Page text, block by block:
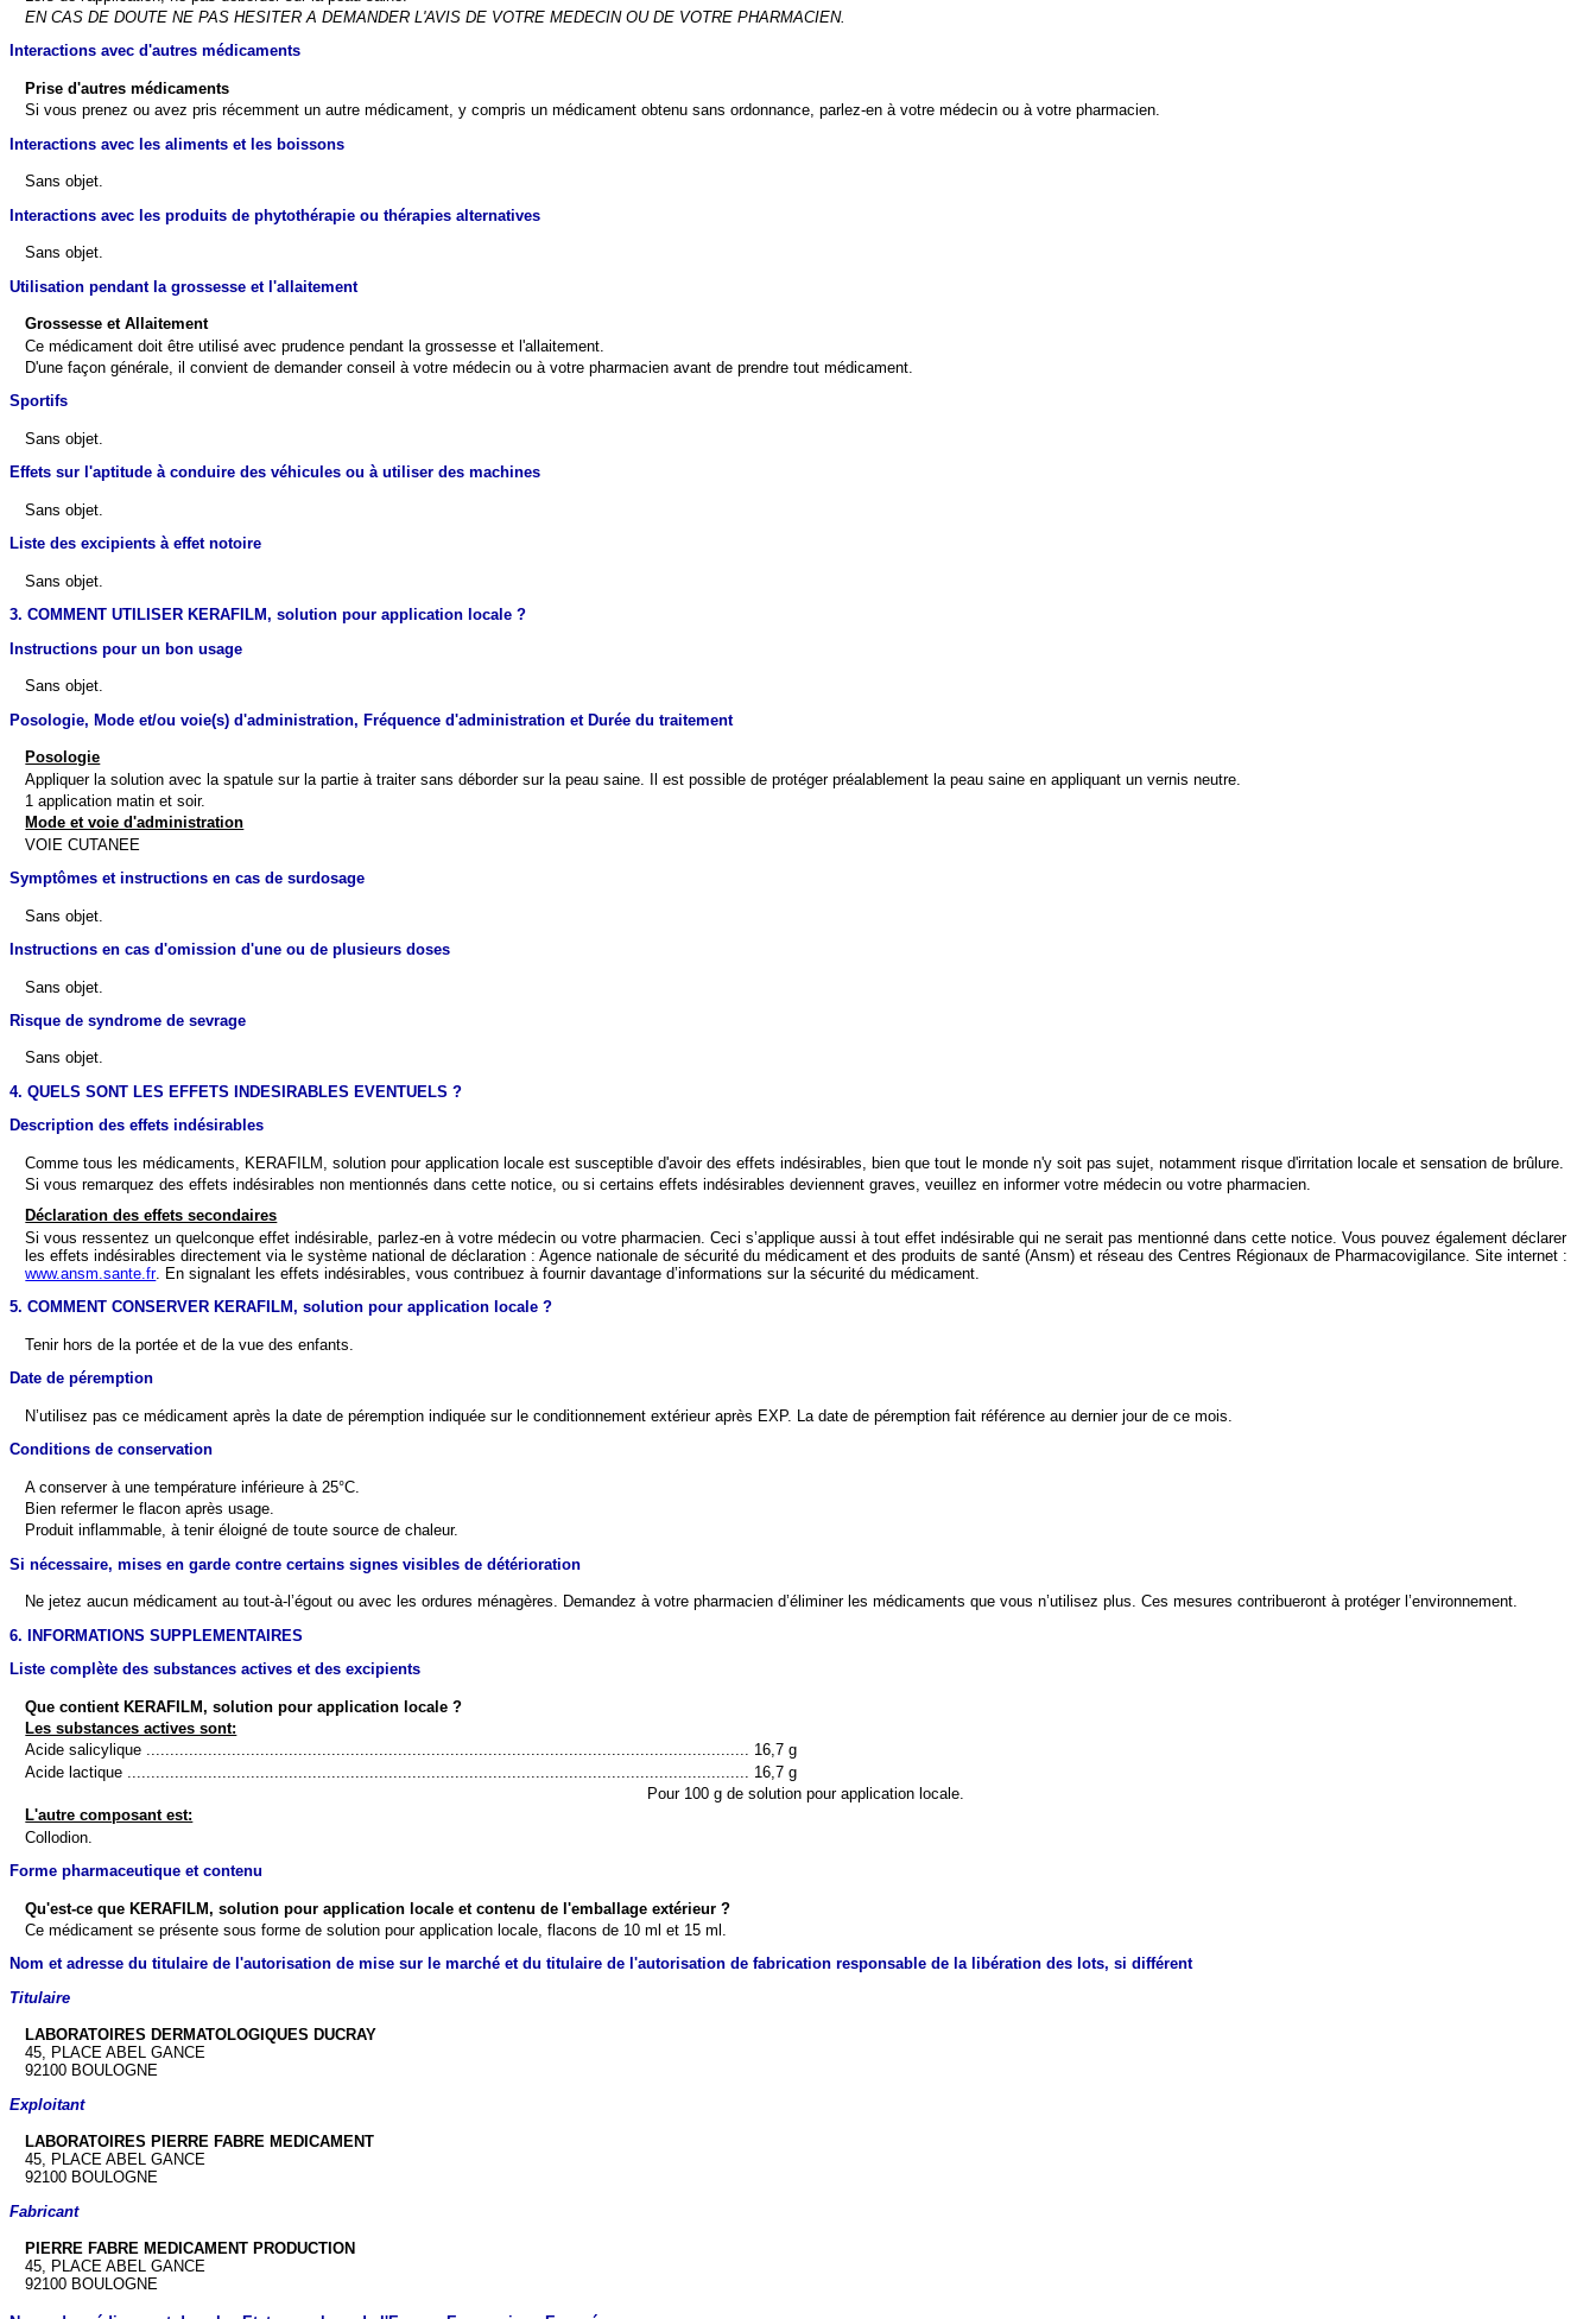
EN CAS DE DOUTE NE PAS HESITER A DEMANDER L'AVIS DE VOTRE MEDECIN OU DE VOTRE PHARMACIEN.
Interactions avec d'autres médicaments
Prise d'autres médicaments
Si vous prenez ou avez pris récemment un autre médicament, y compris un médicament obtenu sans ordonnance, parlez-en à votre médecin ou à votre pharmacien.
Interactions avec les aliments et les boissons
Sans objet.
Interactions avec les produits de phytothérapie ou thérapies alternatives
Sans objet.
Utilisation pendant la grossesse et l'allaitement
Grossesse et Allaitement
Ce médicament doit être utilisé avec prudence pendant la grossesse et l'allaitement.
D'une façon générale, il convient de demander conseil à votre médecin ou à votre pharmacien avant de prendre tout médicament.
Sportifs
Sans objet.
Effets sur l'aptitude à conduire des véhicules ou à utiliser des machines
Sans objet.
Liste des excipients à effet notoire
Sans objet.
3. COMMENT UTILISER KERAFILM, solution pour application locale ?
Instructions pour un bon usage
Sans objet.
Posologie, Mode et/ou voie(s) d'administration, Fréquence d'administration et Durée du traitement
Posologie
Appliquer la solution avec la spatule sur la partie à traiter sans déborder sur la peau saine. Il est possible de protéger préalablement la peau saine en appliquant un vernis neutre.
1 application matin et soir.
Mode et voie d'administration
VOIE CUTANEE
Symptômes et instructions en cas de surdosage
Sans objet.
Instructions en cas d'omission d'une ou de plusieurs doses
Sans objet.
Risque de syndrome de sevrage
Sans objet.
4. QUELS SONT LES EFFETS INDESIRABLES EVENTUELS ?
Description des effets indésirables
Comme tous les médicaments, KERAFILM, solution pour application locale est susceptible d'avoir des effets indésirables, bien que tout le monde n'y soit pas sujet, notamment risque d'irritation locale et sensation de brûlure.
Si vous remarquez des effets indésirables non mentionnés dans cette notice, ou si certains effets indésirables deviennent graves, veuillez en informer votre médecin ou votre pharmacien.
Déclaration des effets secondaires
Si vous ressentez un quelconque effet indésirable, parlez-en à votre médecin ou votre pharmacien. Ceci s’applique aussi à tout effet indésirable qui ne serait pas mentionné dans cette notice. Vous pouvez également déclarer
les effets indésirables directement via le système national de déclaration : Agence nationale de sécurité du médicament et des produits de santé (Ansm) et réseau des Centres Régionaux de Pharmacovigilance. Site internet :
www.ansm.sante.fr. En signalant les effets indésirables, vous contribuez à fournir davantage d’informations sur la sécurité du médicament.
5. COMMENT CONSERVER KERAFILM, solution pour application locale ?
Tenir hors de la portée et de la vue des enfants.
Date de péremption
N’utilisez pas ce médicament après la date de péremption indiquée sur le conditionnement extérieur après EXP. La date de péremption fait référence au dernier jour de ce mois.
Conditions de conservation
A conserver à une température inférieure à 25°C.
Bien refermer le flacon après usage.
Produit inflammable, à tenir éloigné de toute source de chaleur.
Si nécessaire, mises en garde contre certains signes visibles de détérioration
Ne jetez aucun médicament au tout-à-l’égout ou avec les ordures ménagères. Demandez à votre pharmacien d’éliminer les médicaments que vous n’utilisez plus. Ces mesures contribueront à protéger l’environnement.
6. INFORMATIONS SUPPLEMENTAIRES
Liste complète des substances actives et des excipients
Que contient KERAFILM, solution pour application locale ?
Les substances actives sont:
Acide salicylique ............................................................................................................................... 16,7 g
Acide lactique ................................................................................................................................... 16,7 g
Pour 100 g de solution pour application locale.
L'autre composant est:
Collodion.
Forme pharmaceutique et contenu
Qu'est-ce que KERAFILM, solution pour application locale et contenu de l'emballage extérieur ?
Ce médicament se présente sous forme de solution pour application locale, flacons de 10 ml et 15 ml.
Nom et adresse du titulaire de l'autorisation de mise sur le marché et du titulaire de l'autorisation de fabrication responsable de la libération des lots, si différent
Titulaire
LABORATOIRES DERMATOLOGIQUES DUCRAY
45, PLACE ABEL GANCE
92100 BOULOGNE
Exploitant
LABORATOIRES PIERRE FABRE MEDICAMENT
45, PLACE ABEL GANCE
92100 BOULOGNE
Fabricant
PIERRE FABRE MEDICAMENT PRODUCTION
45, PLACE ABEL GANCE
92100 BOULOGNE